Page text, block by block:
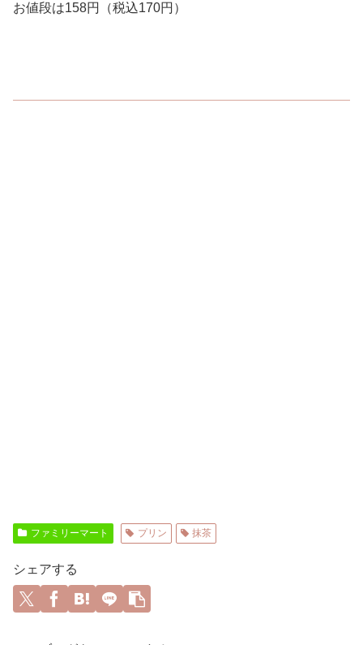
お値段は158円（税込170円）
ファミリーマート プリン 抹茶
シェアする